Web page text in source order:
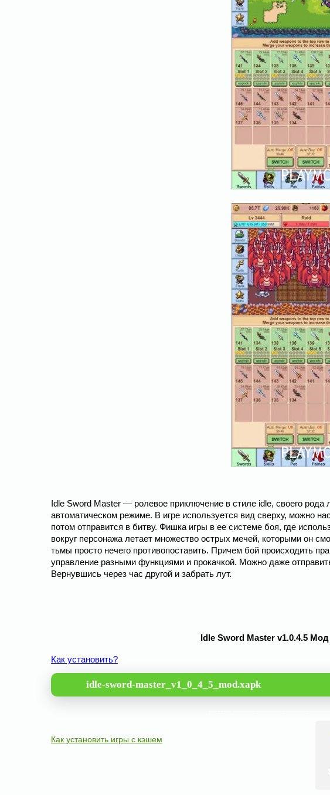
Idle Sword Master ― ролевое приключение в стиле idle, своего рода
автоматическом режиме. В игре используется вид сверху, можно
потом отправится в битву. Фишка игры в ее системе боя, где
вокруг персонажа летает множество острых мечей, которыми он
тьмы просто нечего противопоставить. Причем бой происходить
управление разными функциями и прокачкой. Можно даже
Вернувшись через час другой и забрать лут.
Idle Sword Master v1.0.4.5
Как установить?
idle-sword-master_v1_0_4_5_mod.xapk
Как установить игры с кэшем